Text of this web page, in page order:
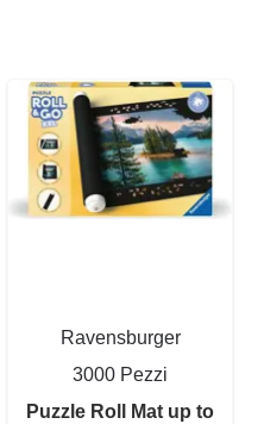
Ravensburger
3000 Pezzi
Puzzle Roll Mat up to